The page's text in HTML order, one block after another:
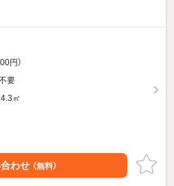
円）
要
㎡
わせ （無料）